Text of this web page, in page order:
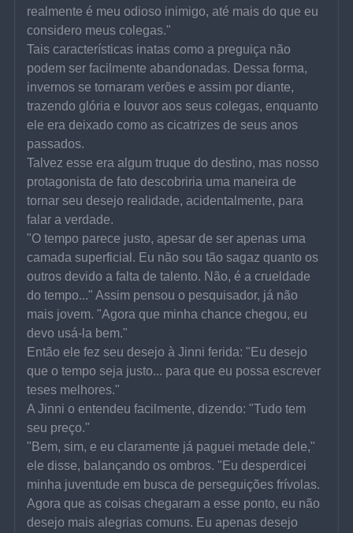
realmente é meu odioso inimigo, até mais do que eu
considero meus colegas."
Tais características inatas como a preguiça não
podem ser facilmente abandonadas. Dessa forma,
invernos se tornaram verões e assim por diante,
trazendo glória e louvor aos seus colegas, enquanto
ele era deixado como as cicatrizes de seus anos
passados.
Talvez esse era algum truque do destino, mas nosso
protagonista de fato descobriria uma maneira de
tornar seu desejo realidade, acidentalmente, para
falar a verdade.
"O tempo parece justo, apesar de ser apenas uma
camada superficial. Eu não sou tão sagaz quanto os
outros devido a falta de talento. Não, é a crueldade
do tempo..." Assim pensou o pesquisador, já não
mais jovem. "Agora que minha chance chegou, eu
devo usá-la bem."
Então ele fez seu desejo à Jinni ferida: "Eu desejo
que o tempo seja justo... para que eu possa escrever
teses melhores."
A Jinni o entendeu facilmente, dizendo: "Tudo tem
seu preço."
"Bem, sim, e eu claramente já paguei metade dele,"
ele disse, balançando os ombros. "Eu desperdicei
minha juventude em busca de perseguições frívolas.
Agora que as coisas chegaram a esse ponto, eu não
desejo mais alegrias comuns. Eu apenas desejo